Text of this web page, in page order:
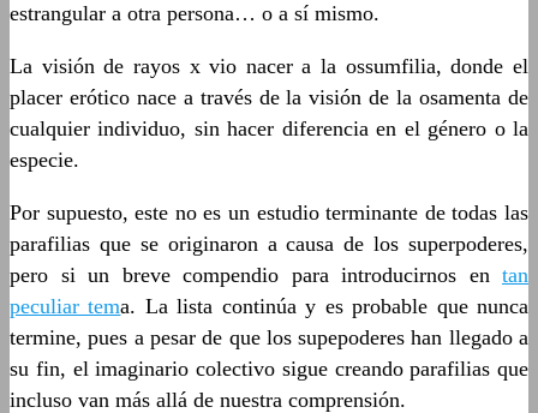
estrangular a otra persona… o a sí mismo.
La visión de rayos x vio nacer a la ossumfilia, donde el
placer erótico nace a través de la visión de la osamenta de
cualquier individuo, sin hacer diferencia en el género o la
especie.
Por supuesto, este no es un estudio terminante de todas las
parafilias que se originaron a causa de los superpoderes,
pero si un breve compendio para introducirnos en tan
peculiar tema. La lista continúa y es probable que nunca
termine, pues a pesar de que los supepoderes han llegado a
su fin, el imaginario colectivo sigue creando parafilias que
incluso van más allá de nuestra comprensión.